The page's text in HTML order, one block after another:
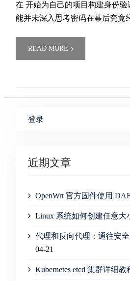
在 开始为自己的项目构建身份
能并未深入思考密码在幕后究竟
READ MORE
登录
近期文章
OpenWrt 官方固件使用
Linux 系统如何创建任意大
代理和反向代理：通往安
04-21
Kubernetes etcd 集群详细教